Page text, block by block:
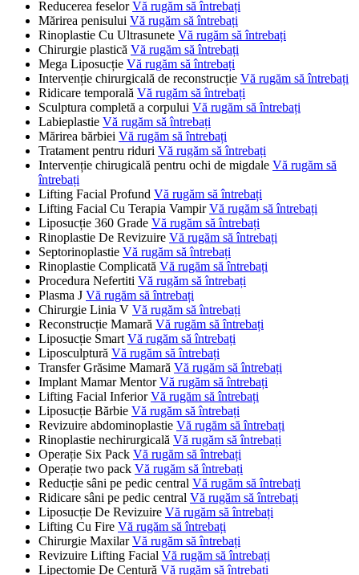
Reducerea feselor Vă rugăm să întrebați
Mărirea penisului Vă rugăm să întrebați
Rinoplastie Cu Ultrasunete Vă rugăm să întrebați
Chirurgie plastică Vă rugăm să întrebați
Mega Liposucție Vă rugăm să întrebați
Intervenție chirurgicală de reconstrucție Vă rugăm să întrebați
Ridicare temporală Vă rugăm să întrebați
Sculptura completă a corpului Vă rugăm să întrebați
Labieplastie Vă rugăm să întrebați
Mărirea bărbiei Vă rugăm să întrebați
Tratament pentru riduri Vă rugăm să întrebați
Intervenție chirugicală pentru ochi de migdale Vă rugăm să
întrebați
Lifting Facial Profund Vă rugăm să întrebați
Lifting Facial Cu Terapia Vampir Vă rugăm să întrebați
Liposucție 360 Grade Vă rugăm să întrebați
Rinoplastie De Revizuire Vă rugăm să întrebați
Septorinoplastie Vă rugăm să întrebați
Rinoplastie Complicată Vă rugăm să întrebați
Procedura Nefertiti Vă rugăm să întrebați
Plasma J Vă rugăm să întrebați
Chirurgie Linia V Vă rugăm să întrebați
Reconstrucție Mamară Vă rugăm să întrebați
Liposucție Smart Vă rugăm să întrebați
Liposculptură Vă rugăm să întrebați
Transfer Grăsime Mamară Vă rugăm să întrebați
Implant Mamar Mentor Vă rugăm să întrebați
Lifting Facial Inferior Vă rugăm să întrebați
Liposucție Bărbie Vă rugăm să întrebați
Revizuire abdominoplastie Vă rugăm să întrebați
Rinoplastie nechirurgicală Vă rugăm să întrebați
Operație Six Pack Vă rugăm să întrebați
Operație two pack Vă rugăm să întrebați
Reducție sâni pe pedic central Vă rugăm să întrebați
Ridicare sâni pe pedic central Vă rugăm să întrebați
Liposucție De Revizuire Vă rugăm să întrebați
Lifting Cu Fire Vă rugăm să întrebați
Chirurgie Maxilar Vă rugăm să întrebați
Revizuire Lifting Facial Vă rugăm să întrebați
Lipectomie De Centură Vă rugăm să întrebați